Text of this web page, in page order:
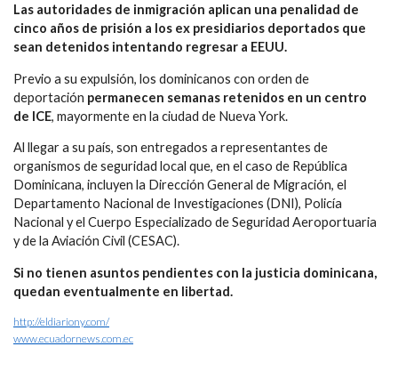
Las autoridades de inmigración aplican una penalidad de
cinco años de prisión a los ex presidiarios deportados que
sean detenidos intentando regresar a EEUU.
Previo a su expulsión, los dominicanos con orden de
deportación permanecen semanas retenidos en un centro
de ICE, mayormente en la ciudad de Nueva York.
Al llegar a su país, son entregados a representantes de
organismos de seguridad local que, en el caso de República
Dominicana, incluyen la Dirección General de Migración, el
Departamento Nacional de Investigaciones (DNI), Policía
Nacional y el Cuerpo Especializado de Seguridad Aeroportuaria
y de la Aviación Civil (CESAC).
Si no tienen asuntos pendientes con la justicia dominicana,
quedan eventualmente en libertad.
http://eldiariony.com/
www.ecuadornews.com.ec